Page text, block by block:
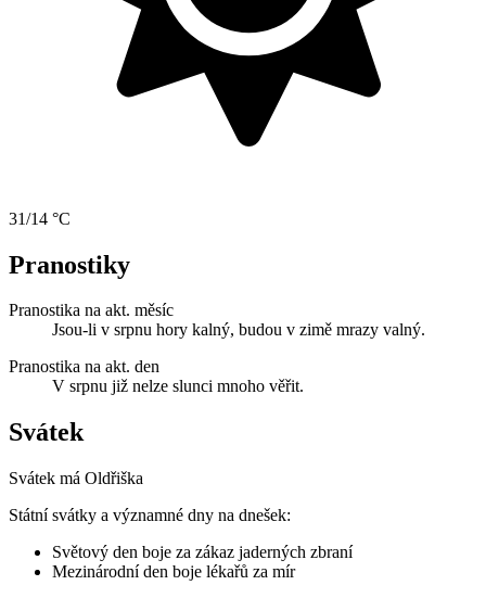
31/14 °C
Pranostiky
Pranostika na akt. měsíc
Jsou-li v srpnu hory kalný, budou v zimě mrazy valný.
Pranostika na akt. den
V srpnu již nelze slunci mnoho věřit.
Svátek
Svátek má Oldřiška
Státní svátky a významné dny na dnešek:
Světový den boje za zákaz jaderných zbraní
Mezinárodní den boje lékařů za mír